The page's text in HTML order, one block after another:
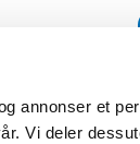
annonser et
Vi deler